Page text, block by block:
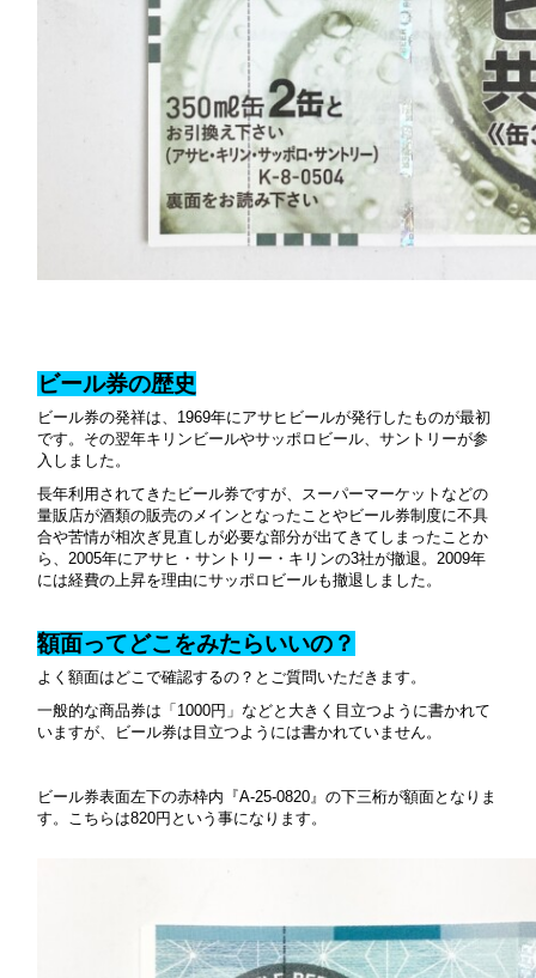
ビール券の歴史
ビール券の発祥は、1969年にアサヒビールが発行したものが最初
です。その翌年キリンビールやサッポロビール、サントリーが参
入しました。
長年利用されてきたビール券ですが、スーパーマーケットなどの
量販店が酒類の販売のメインとなったことやビール券制度に不具
合や苦情が相次ぎ見直しが必要な部分が出てきてしまったことか
ら、2005年にアサヒ・サントリー・キリンの3社が撤退。2009年
には経費の上昇を理由にサッポロビールも撤退しました。
額面ってどこをみたらいいの？
よく額面はどこで確認するの？とご質問いただきます。
一般的な商品券は「1000円」などと大きく目立つように書かれて
いますが、ビール券は目立つようには書かれていません。
ビール券表面左下の赤枠内『A-25-0820』の下三桁が額面となりま
す。こちらは820円という事になります。